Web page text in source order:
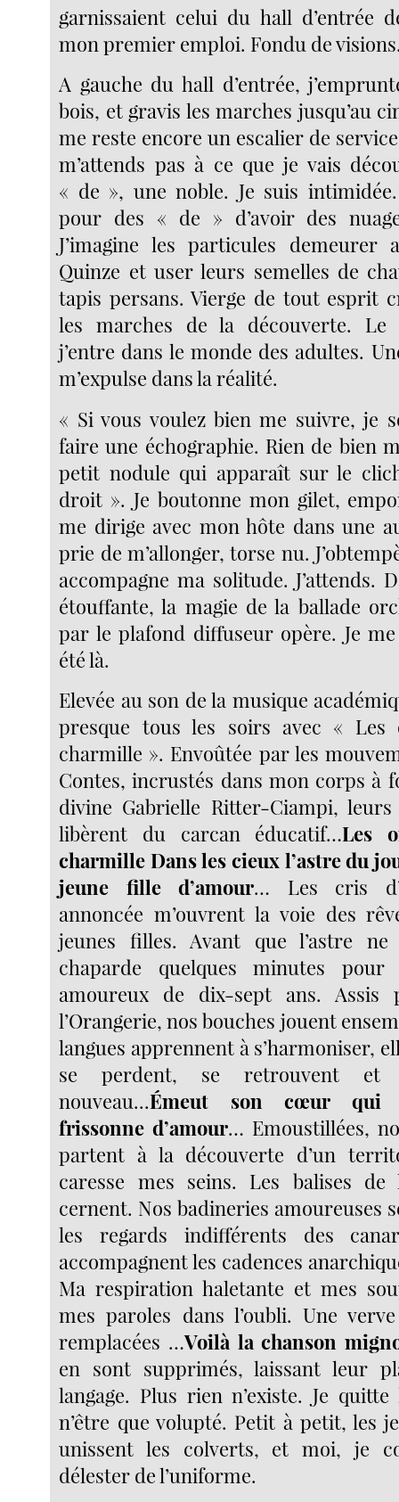
garnissaient celui du hall d’entrée
mon premier emploi. Fondu de
A gauche du hall d’entrée,
bois, et gravis les marches jusqu’au
me reste encore un escalier de
m’attends pas à ce que je vais
« de », une noble. Je suis
pour des « de » d’avoir des
J’imagine les particules demeurer
Quinze et user leurs semelles de
tapis persans. Vierge de tout esprit
les marches de la découverte.
j’entre dans le monde des adultes.
m’expulse dans la réalité.
« Si vous voulez bien me suivre, je
faire une échographie. Rien de bien
petit nodule qui apparaît sur le
droit ». Je boutonne mon gilet,
me dirige avec mon hôte dans une
prie de m’allonger, torse nu.
accompagne ma solitude. J’attends.
étouffante, la magie de la ballade
par le plafond diffuseur opère. Je
été là.
Elevée au son de la musique
presque tous les soirs avec « Les
charmille ». Envoûtée par les
Contes, incrustés dans mon corps à
divine Gabrielle Ritter-Ciampi,
libèrent du carcan éducatif…Les
charmille Dans les cieux l’astre du
jeune fille d’amour… Les cris
annoncée m’ouvrent la voie des
jeunes filles. Avant que l’astre ne
chaparde quelques minutes
amoureux de dix-sept ans.
l’Orangerie, nos bouches jouent
langues apprennent à s’harmoniser,
se perdent, se retrouvent et
nouveau...Émeut son cœur qui
frissonne d’amour… Emoustillées,
partent à la découverte d’un
caresse mes seins. Les balises
cernent. Nos badineries amoureuses
les regards indifférents des
accompagnent les cadences
Ma respiration haletante et mes
mes paroles dans l’oubli. Une
remplacées …Voilà la chanson
en sont supprimés, laissant leur
langage. Plus rien n’existe. Je
n’être que volupté. Petit à petit, les
unissent les colverts, et moi, je
délester de l’uniforme.